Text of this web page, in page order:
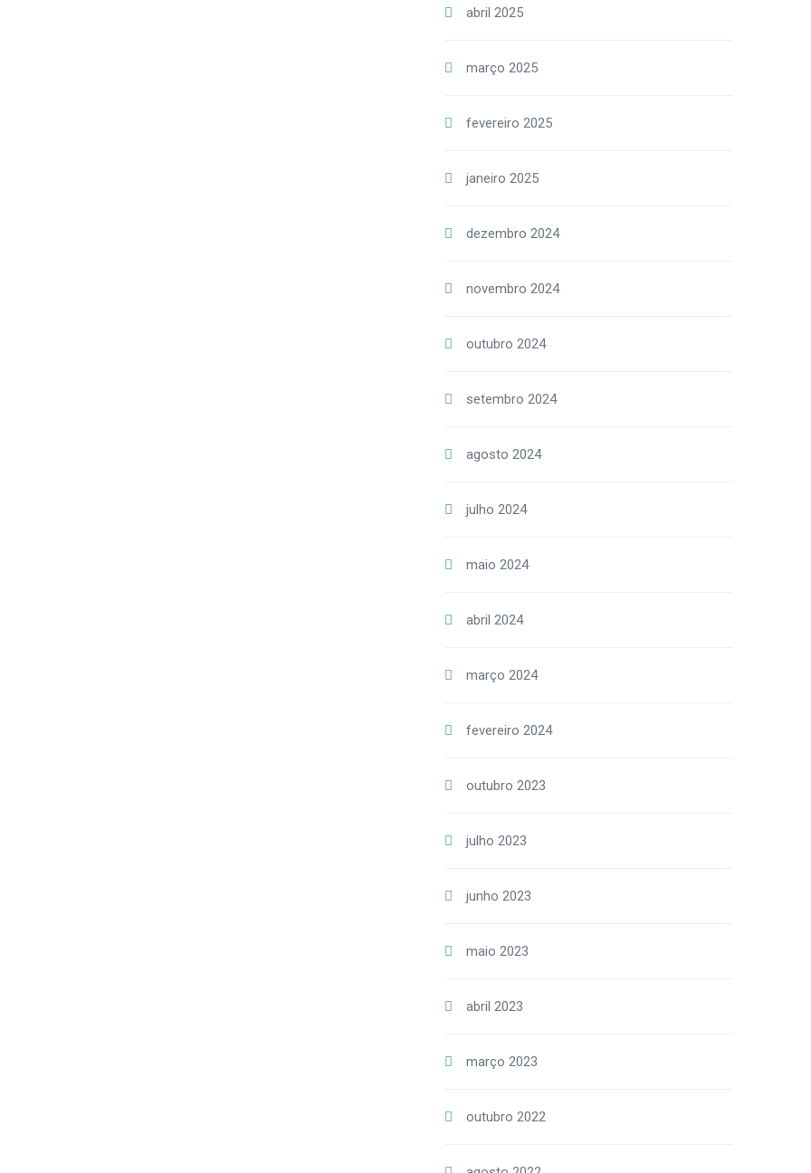
abril 2025
março 2025
fevereiro 2025
janeiro 2025
dezembro 2024
novembro 2024
outubro 2024
setembro 2024
agosto 2024
julho 2024
maio 2024
abril 2024
março 2024
fevereiro 2024
outubro 2023
julho 2023
junho 2023
maio 2023
abril 2023
março 2023
outubro 2022